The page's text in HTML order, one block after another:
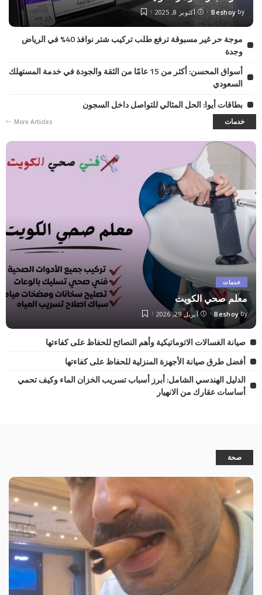
by
Beshoy أكتوبر 8, 2025
موجة حر غير مسبوقة ترفع طلب تركيب شتر نوافذ 40% في الرياض
وجدة
أسواق المحسن: أكثر من 15 عامًا من الثقة والجودة في خدمة المستهلك
السعودي
بطاقات أيوا: الحل المثالي للتواصل داخل السجون
خدمات More Articles
خدمات
معلم صحي الكويت
by
Beshoy أبريل 29, 2026
صيانة الغسالات الاتوماتيكية وأهم النصائح للحفاظ على كفاءتها
أفضل طرق صيانة الأجهزة المنزلية للحفاظ على كفاءتها
الدليل الهندسي الشامل: أبرز أسباب تسريب الخزان الماء وكيف تحمي
أساسات عقارك من الانهيار
صحة